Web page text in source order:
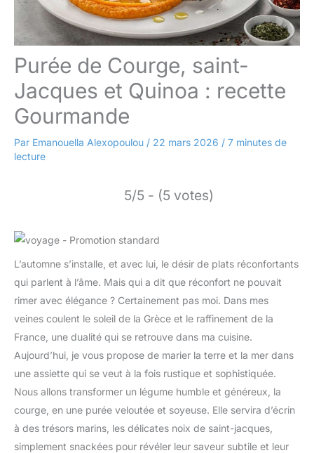
Purée de Courge, saint-
Jacques et Quinoa : recette
Gourmande
Par Emanouella Alexopoulou / 22 mars 2026 / 7 minutes de
lecture
5/5 - (5 votes)
L’automne s’installe, et avec lui, le désir de plats réconfortants
qui parlent à l’âme. Mais qui a dit que réconfort ne pouvait
rimer avec élégance ? Certainement pas moi. Dans mes
veines coulent le soleil de la Grèce et le raffinement de la
France, une dualité qui se retrouve dans ma cuisine.
Aujourd’hui, je vous propose de marier la terre et la mer dans
une assiette qui se veut à la fois rustique et sophistiquée.
Nous allons transformer un légume humble et généreux, la
courge, en une purée veloutée et soyeuse. Elle servira d’écrin
à des trésors marins, les délicates noix de saint-jacques,
simplement snackées pour révéler leur saveur subtile et leur